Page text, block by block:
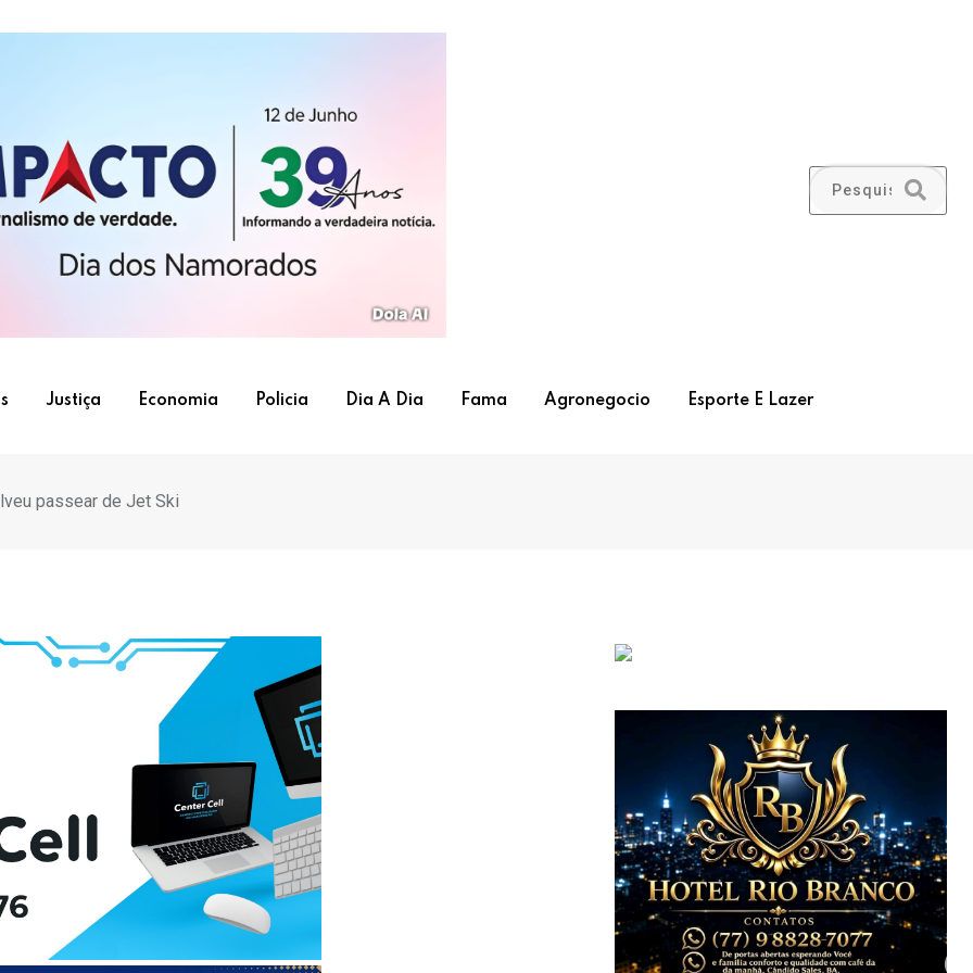
Justiça Economia Policia Dia A Dia Fama Agronegocio Esporte E Lazer
passear de Jet Ski